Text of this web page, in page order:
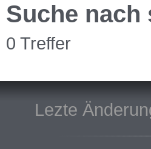
Suche nach
0 Treffer
Lezte